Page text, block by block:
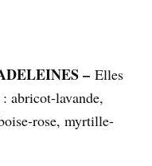
– Elles
abricot-lavande,
rose, myrtille-